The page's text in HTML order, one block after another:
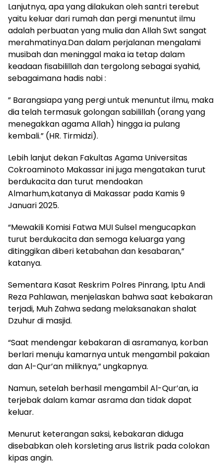
Lanjutnya, apa yang dilakukan oleh santri terebut
yaitu keluar dari rumah dan pergi menuntut ilmu
adalah perbuatan yang mulia dan Allah Swt sangat
merahmatinya.Dan dalam perjalanan mengalami
musibah dan meninggal maka ia tetap dalam
keadaan fisabilillah dan tergolong sebagai syahid,
sebagaimana hadis nabi :
” Barangsiapa yang pergi untuk menuntut ilmu, maka
dia telah termasuk golongan sabilillah (orang yang
menegakkan agama Allah) hingga ia pulang
kembali.” (HR. Tirmidzi).
Lebih lanjut dekan Fakultas Agama Universitas
Cokroaminoto Makassar ini juga mengatakan turut
berdukacita dan turut mendoakan
Almarhum,katanya di Makassar pada Kamis 9
Januari 2025.
“Mewakili Komisi Fatwa MUI Sulsel mengucapkan
turut berdukacita dan semoga keluarga yang
ditinggikan diberi ketabahan dan kesabaran,”
katanya.
Sementara Kasat Reskrim Polres Pinrang, Iptu Andi
Reza Pahlawan, menjelaskan bahwa saat kebakaran
terjadi, Muh Zahwa sedang melaksanakan shalat
Dzuhur di masjid.
“Saat mendengar kebakaran di asramanya, korban
berlari menuju kamarnya untuk mengambil pakaian
dan Al-Qur’an miliknya,” ungkapnya.
Namun, setelah berhasil mengambil Al-Qur’an, ia
terjebak dalam kamar asrama dan tidak dapat
keluar.
Menurut keterangan saksi, kebakaran diduga
disebabkan oleh korsleting arus listrik pada colokan
kipas angin.